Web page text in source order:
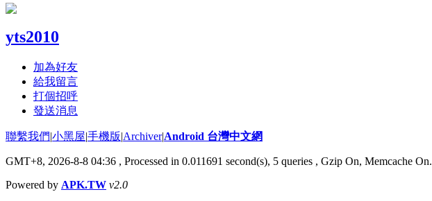
yts2010
加為好友
給我留言
打個招呼
發送消息
聯繫我們|小黑屋|手機版|Archiver|Android 台灣中文網
GMT+8, 2026-8-8 04:36 , Processed in 0.011691 second(s), 5 queries , Gzip On, Memcache On.
Powered by APK.TW v2.0